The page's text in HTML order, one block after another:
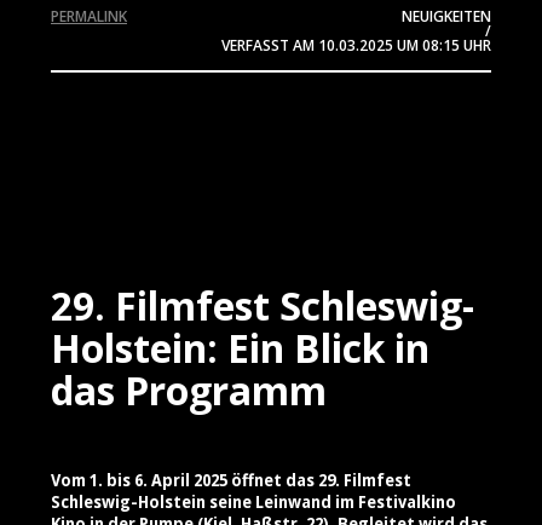
NEUIGKEITEN
/
VERFASST AM 10.03.2025 UM 08:15 UHR
PERMALINK
29. Filmfest Schleswig-
Holstein: Ein Blick in
das Programm
Vom 1. bis 6. April 2025 öffnet das 29. Filmfest
Schleswig-Holstein seine Leinwand im Festivalkino